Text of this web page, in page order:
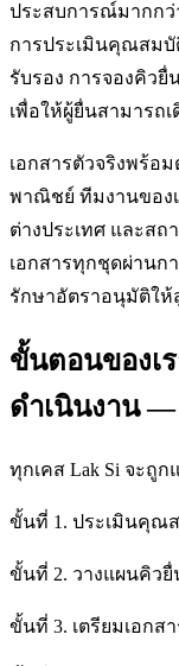
ประสบการณ์มากกว่
การประเมินคุณสมบั
รับรอง การจองคิว
เพื่อให้ผู้ยื่นสามารถ
เอกสารตัวจริงพร้อ
พาณิชย์ ทีมงานของ
ต่างประเทศ และสถ
เอกสารทุกชุดผ่านก
รักษาอัตราอนุมัติให้
ขั้นตอนของเ
ดำเนินงาน —
ทุกเคส Lak Si จะถู
ขั้นที่ 1. ประเมินคุณ
ขั้นที่ 2. วางแผนคิว
ขั้นที่ 3. เตรียมเอกส